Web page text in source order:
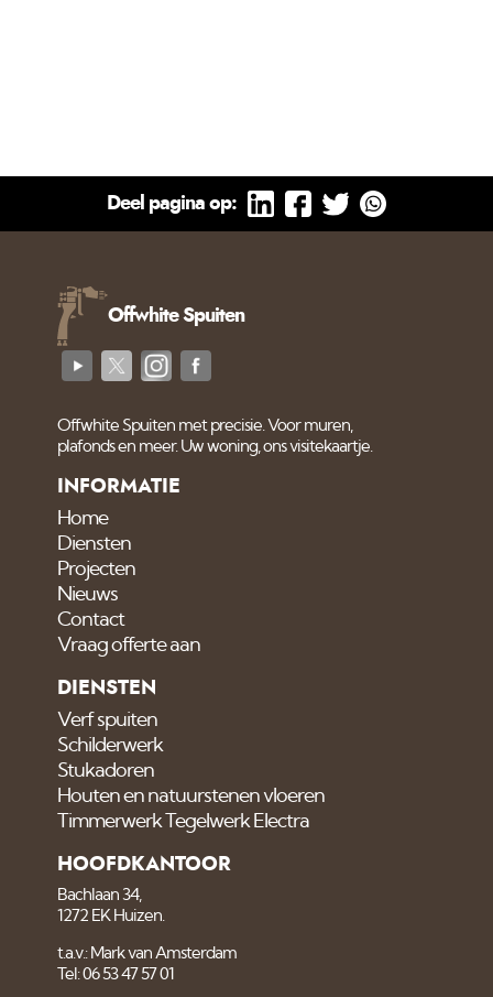
Deel pagina op:
Offwhite Spuiten
Offwhite Spuiten met precisie. Voor muren,
plafonds en meer. Uw woning, ons visitekaartje.
INFORMATIE
Home
Diensten
Projecten
Nieuws
Contact
Vraag offerte aan
DIENSTEN
Verf spuiten
Schilderwerk
Stukadoren
Houten en natuurstenen vloeren
Timmerwerk Tegelwerk Electra
HOOFDKANTOOR
Bachlaan 34,
1272 EK Huizen.
t.a.v.: Mark van Amsterdam
Tel: 06 53 47 57 01